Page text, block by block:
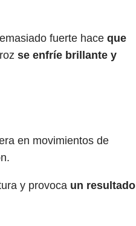
fuerte hace que
se enfríe brillante y
en movimientos de
y provoca un resultado